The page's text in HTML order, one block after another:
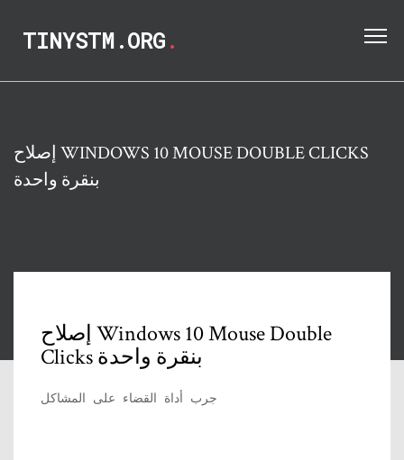
TINYSTM.ORG.
إصلاح WINDOWS 10 MOUSE DOUBLE CLICKS
بنقرة واحدة
إصلاح Windows 10 Mouse Double
Clicks بنقرة واحدة
جرب أداة القضاء على المشاكل